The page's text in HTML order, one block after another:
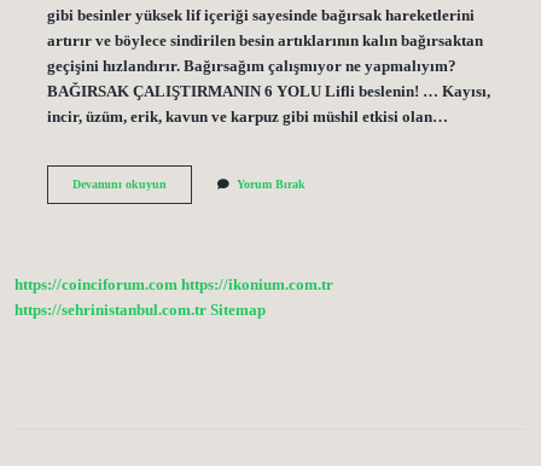
gibi besinler yüksek lif içeriği sayesinde bağırsak hareketlerini
artırır ve böylece sindirilen besin artıklarının kalın bağırsaktan
geçişini hızlandırır. Bağırsağım çalışmıyor ne yapmalıyım?
BAĞIRSAK ÇALIŞTIRMANIN 6 YOLU Lifli beslenin! … Kayısı,
incir, üzüm, erik, kavun ve karpuz gibi müshil etkisi olan…
Devamını okuyunBağırsaklarımYorum Bırak
https://coinciforum.com https://ikonium.com.tr
https://sehrinistanbul.com.tr Sitemap